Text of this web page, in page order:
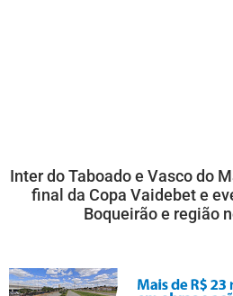
Inter do Taboado e Vasco do
final da Copa Vaidebet e
Boqueirão e região